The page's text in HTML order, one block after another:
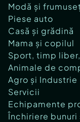
Modă și
Piese auto
Casă și grădină
Mama și copilul
Sport, timp
Animale de
Agro și Industrie
Servicii
Echipamente
Închiriere bunuri